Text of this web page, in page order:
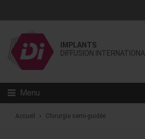
IMPLANTS
DIFFUSION INTERNATIONAL
Menu
Accueil Chirurgie semi-guidée